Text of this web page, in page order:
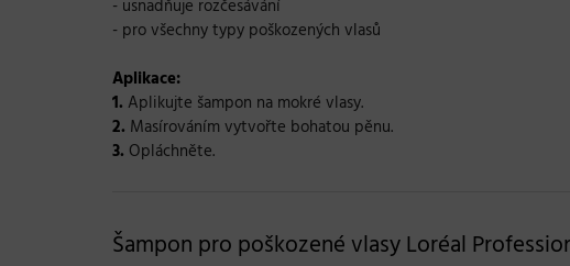
- usnadňuje rozčesávání
- pro všechny typy poškozených vlasů
Aplikace:
1. Aplikujte šampon na mokré vlasy.
2. Masírováním vytvořte bohatou pěnu.
3. Opláchněte.
Šampon pro poškozené vlasy Loréal